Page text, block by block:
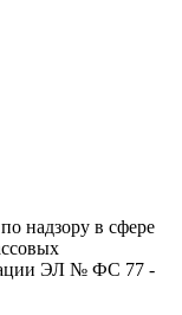
надзору в сфере
ЭЛ № ФС 77 -